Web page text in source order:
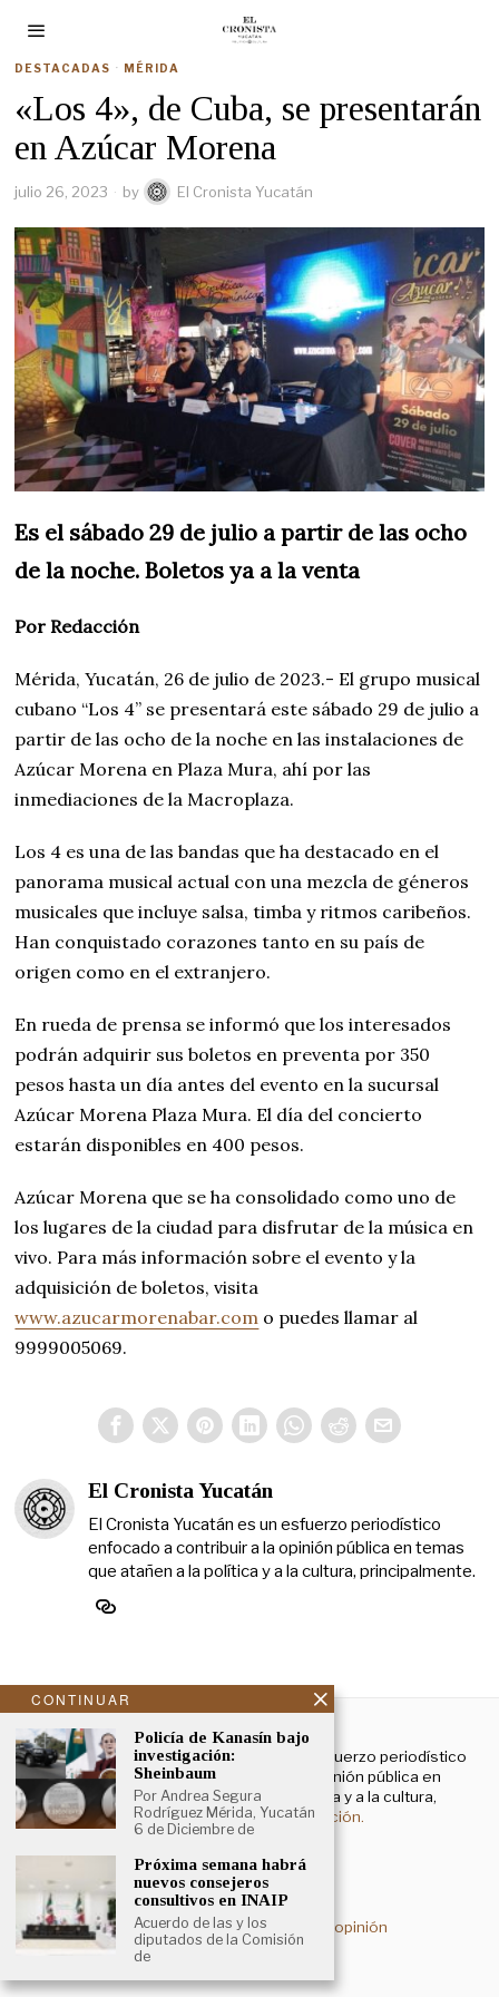
DESTACADAS · MÉRIDA
«Los 4», de Cuba, se presentarán
en Azúcar Morena
julio 26, 2023 by El Cronista Yucatán
Es el sábado 29 de julio a partir de las ocho
de la noche. Boletos ya a la venta
Por Redacción
Mérida, Yucatán, 26 de julio de 2023.- El grupo musical
cubano “Los 4” se presentará este sábado 29 de julio a
partir de las ocho de la noche en las instalaciones de
Azúcar Morena en Plaza Mura, ahí por las
inmediaciones de la Macroplaza.
Los 4 es una de las bandas que ha destacado en el
panorama musical actual con una mezcla de géneros
musicales que incluye salsa, timba y ritmos caribeños.
Han conquistado corazones tanto en su país de
origen como en el extranjero.
En rueda de prensa se informó que los interesados
podrán adquirir sus boletos en preventa por 350
pesos hasta un día antes del evento en la sucursal
Azúcar Morena Plaza Mura. El día del concierto
estarán disponibles en 400 pesos.
Azúcar Morena que se ha consolidado como uno de
los lugares de la ciudad para disfrutar de la música en
vivo. Para más información sobre el evento y la
adquisición de boletos, visita
www.azucarmorenabar.com o puedes llamar al
9999005069.
El Cronista Yucatán
El Cronista Yucatán es un esfuerzo periodístico
enfocado a contribuir a la opinión pública en temas
que atañen a la política y a la cultura, principalmente.
NOSOTROS
El Cronista Yucatán es un esfuerzo periodístico
enfocado a contribuir a la opinión pública en
temas que atañen a la política y a la cultura,
principalmente.Más información.
Aviso de privacidad
Deslinde sobre contenidos de opinión
CONTINUAR
Policía de Kanasín bajo
investigación:
Sheinbaum
Por Andrea Segura
Rodríguez Mérida, Yucatán
6 de Diciembre de
Próxima semana habrá
nuevos consejeros
consultivos en INAIP
Acuerdo de las y los
diputados de la Comisión
de